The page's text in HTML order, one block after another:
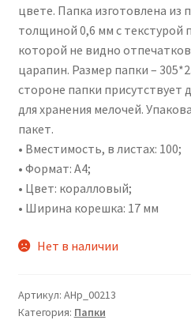
цвете. Папка изготовлена из
толщиной 0,6 мм с текстурой
которой не видно
царапин. Размер папки –
стороне папки
для хранения мелочей.
пакет.
• Вместимость, в листах: 100;
• Формат: А4;
• Цвет: коралловый;
• Ширина корешка: 17 мм
Нет в наличии
Артикул: AHp_00213
Категория: Папки